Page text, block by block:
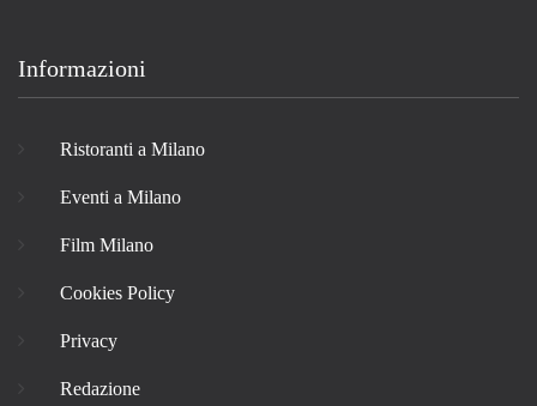
Informazioni
Ristoranti a Milano
Eventi a Milano
Film Milano
Cookies Policy
Privacy
Redazione